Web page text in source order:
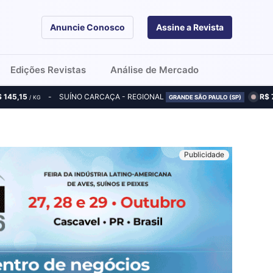
Anuncie Conosco Assine a Revista
Edições Revistas Análise de Mercado
145,15 / KG SUÍNO CARCAÇA - REGIONAL GRANDE SÃO PAULO (SP) R$